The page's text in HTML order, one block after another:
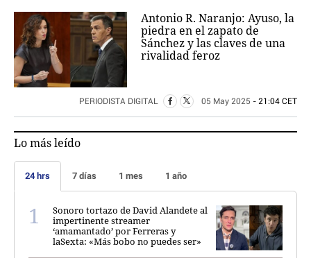
Antonio R. Naranjo: Ayuso, la
piedra en el zapato de
Sánchez y las claves de una
rivalidad feroz
PERIODISTA DIGITAL 05 May 2025 - 21:04 CET
Lo más leído
24 hrs 7 días 1 mes 1 año
Sonoro tortazo de David Alandete al
impertinente streamer
‘amamantado’ por Ferreras y
laSexta: «Más bobo no puedes ser»